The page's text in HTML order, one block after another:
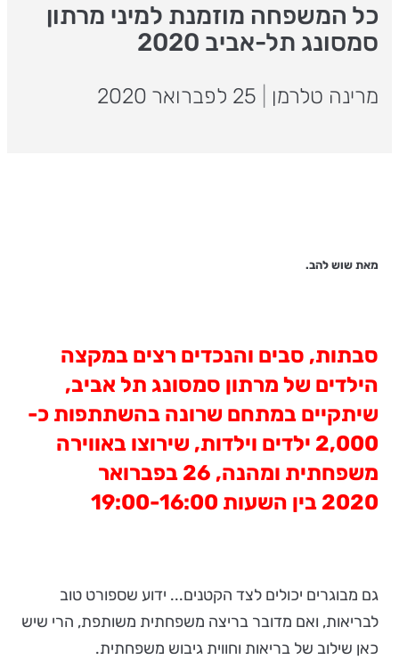
כל המשפחה מוזמנת למיני מרתון
סמסונג תל-אביב 2020
מרינה טלרמן
מאת שוש להב.
סבתות, סבים והנכדים רצים במקצה
הילדים של מרתון סמסונג תל אביב,
שיתקיים במתחם שרונה בהשתתפות כ-
2,000 ילדים וילדות, שירוצו באווירה
משפחתית ומהנה, 26 בפברואר
2020 בין השעות 19:00-16:00
גם מבוגרים יכולים לצד הקטנים... ידוע שספורט טוב
לבריאות, ואם מדובר בריצה משפחתית משותפת, הרי שיש
כאן שילוב של בריאות וחווית גיבוש משפחתית.